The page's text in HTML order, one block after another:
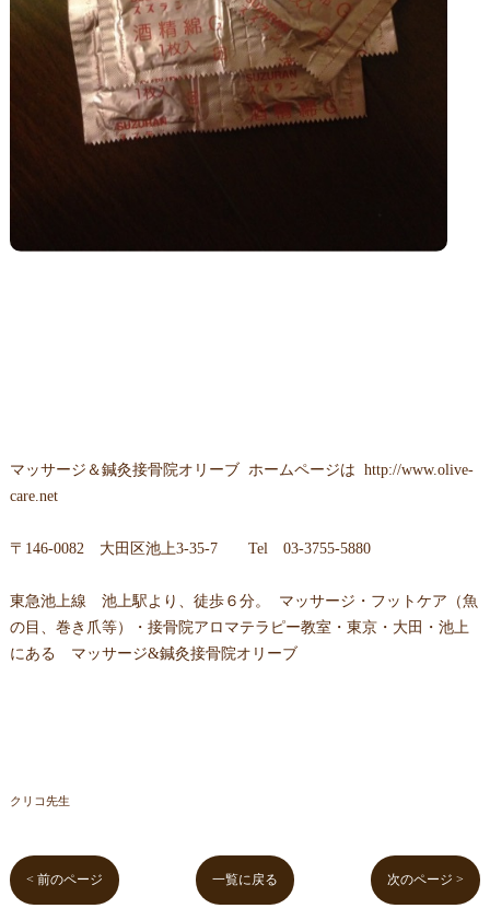
マッサージ＆鍼灸接骨院オリーブ ホームページは http://www.olive-
care.net
〒146-0082 大田区池上3-35-7 Tel 03-3755-5880
東急池上線 池上駅より、徒歩６分。 マッサージ・フットケア（魚
の目、巻き爪等）・接骨院アロマテラピー教室・東京・大田・池上
にある マッサージ&鍼灸接骨院オリーブ
クリコ先生
< 前のページ 一覧に戻る 次のページ >